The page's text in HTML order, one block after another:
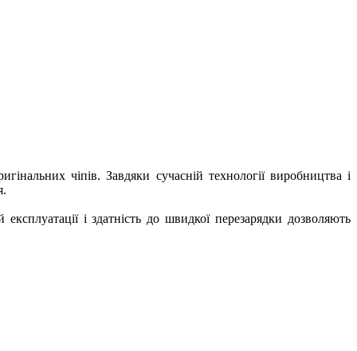
чіпів. Завдяки сучасній технології виробництва і
і здатність до швидкої перезарядки дозволяють